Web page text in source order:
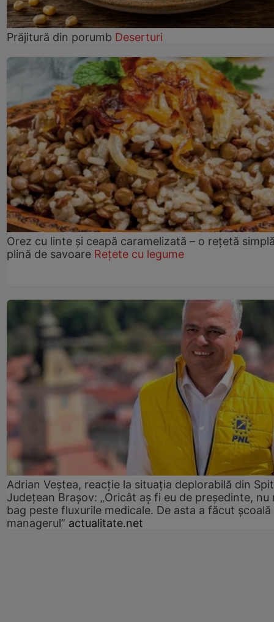
Prăjitură din porumb Deserturi
Orez cu linte și ceapă caramelizată – o rețetă
plină de savoare Rețete cu legume
Adrian Veștea, reacție la situația deplorabilă din
Județean Brașov: „Oricât aș fi eu de președinte, nu
bag peste fluxurile medicale. De asta a făcut școală
managerul” actualitate.net